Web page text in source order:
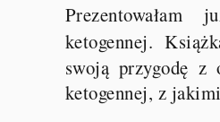
ketogennej.
swoją przygodę z
ketogennej, z